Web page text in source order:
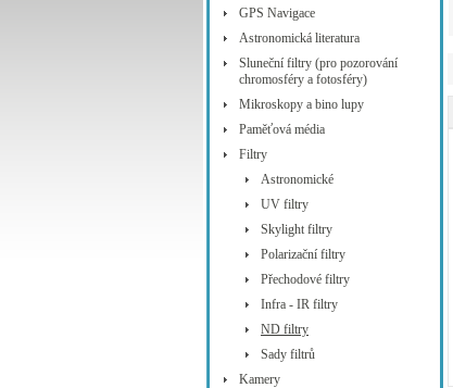
GPS Navigace
Astronomická literatura
Sluneční filtry (pro pozorování
chromosféry a fotosféry)
Mikroskopy a bino lupy
Paměťová média
Filtry
Astronomické
UV filtry
Skylight filtry
Polarizační filtry
Přechodové filtry
Infra - IR filtry
ND filtry
Sady filtrů
Kamery